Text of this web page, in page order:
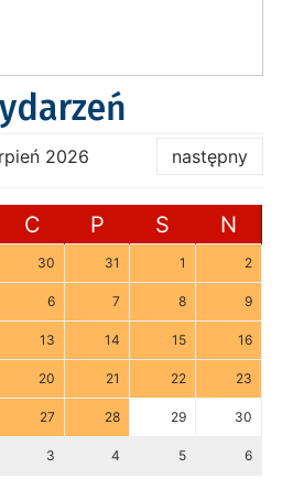
2026 następny
C P S N
30 31 1 2
6 7 8 9
13 14 15 16
20 21 22 23
27 28 29 30
3 4 5 6